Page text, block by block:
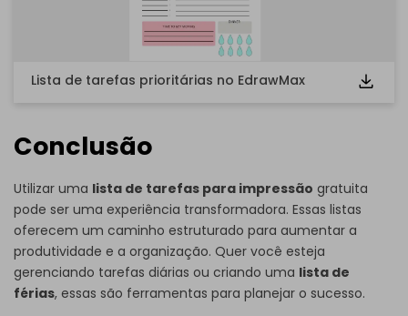
Lista de tarefas prioritárias no EdrawMax
Conclusão
Utilizar uma lista de tarefas para impressão gratuita
pode ser uma experiência transformadora. Essas listas
oferecem um caminho estruturado para aumentar a
produtividade e a organização. Quer você esteja
gerenciando tarefas diárias ou criando uma lista de
férias, essas são ferramentas para planejar o sucesso.